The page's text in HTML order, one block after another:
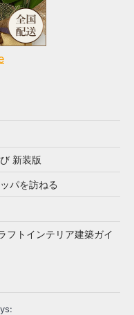
新装版
パを訪ねる
トインテリア建築ガイ